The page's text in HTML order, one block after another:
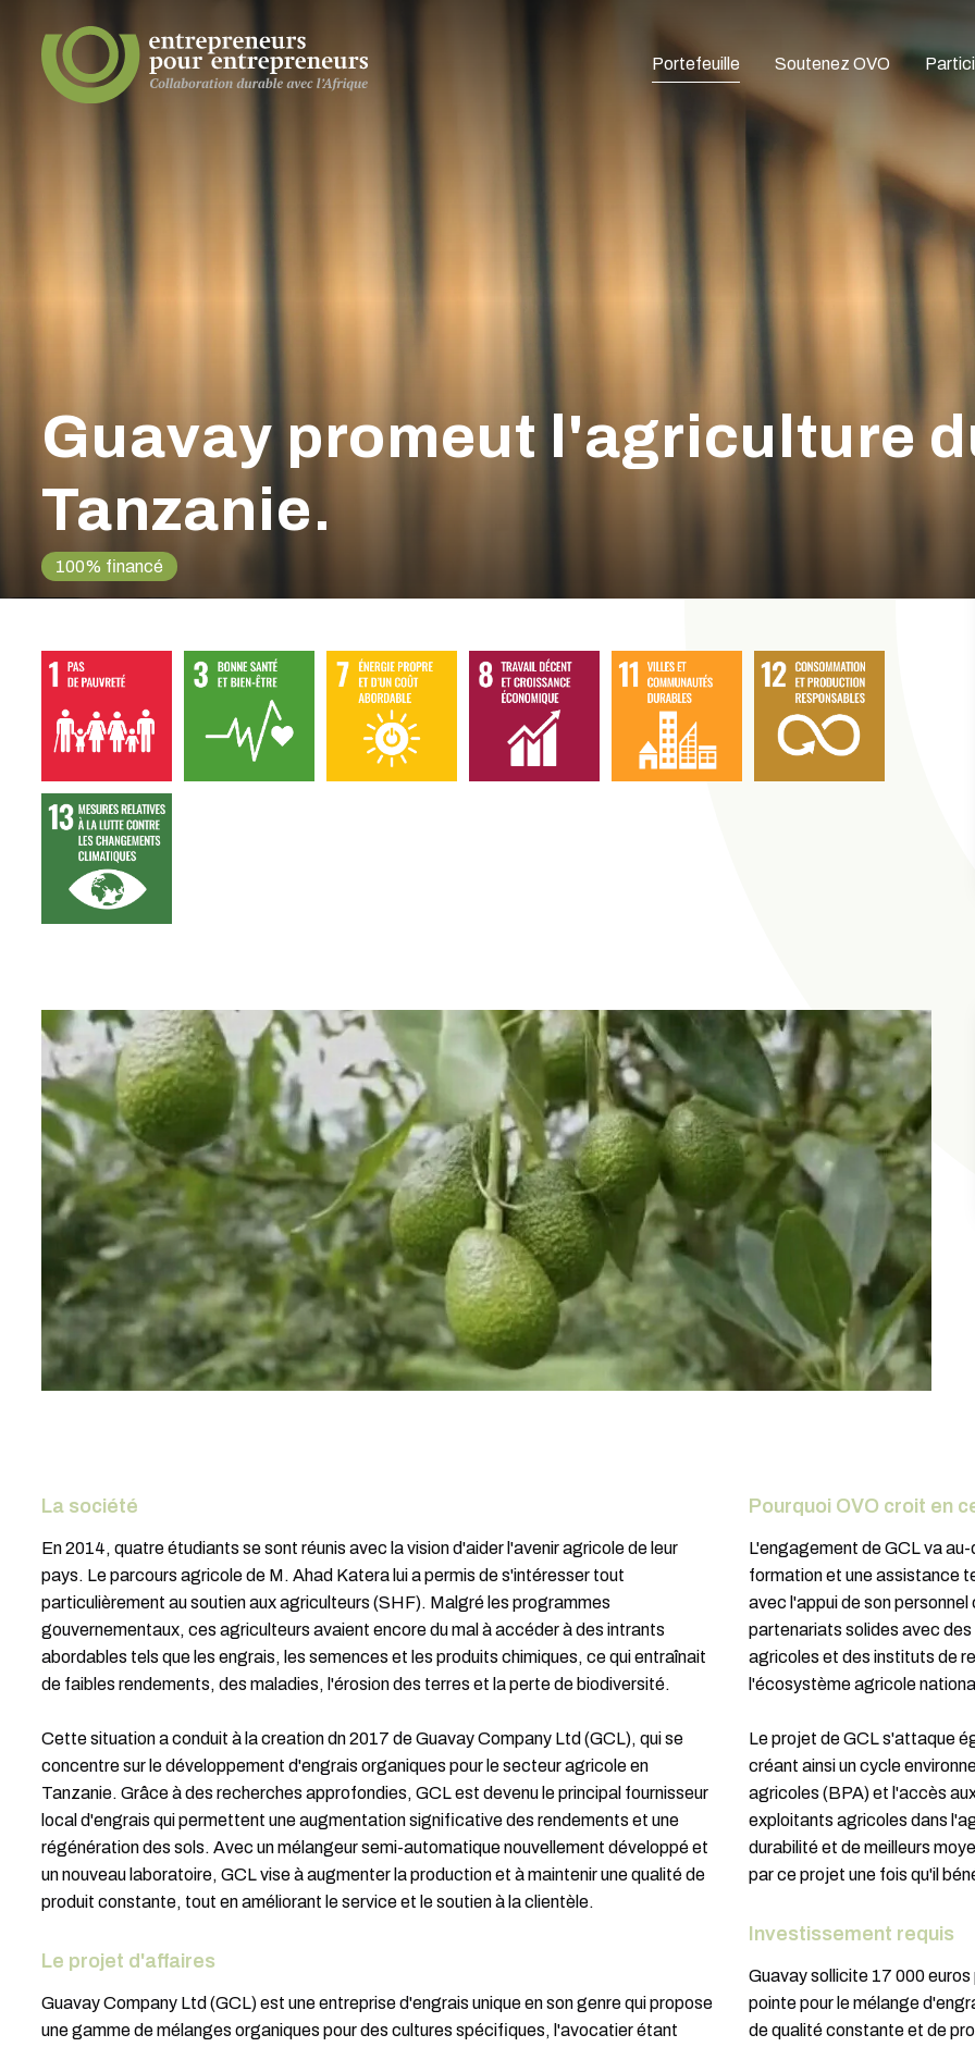
Portefeuille Soutenez OVO
Guavay promeut l'agriculture
Tanzanie.
100% financé
La société
En 2014, quatre étudiants se sont réunis avec la vision d'aider l'avenir agricole de leur
pays. Le parcours agricole de M. Ahad Katera lui a permis de s'intéresser tout
particulièrement au soutien aux agriculteurs (SHF). Malgré les programmes
gouvernementaux, ces agriculteurs avaient encore du mal à accéder à des intrants
abordables tels que les engrais, les semences et les produits chimiques, ce qui entraînait
de faibles rendements, des maladies, l'érosion des terres et la perte de biodiversité.
Cette situation a conduit à la creation dn 2017 de Guavay Company Ltd (GCL), qui se
concentre sur le développement d'engrais organiques pour le secteur agricole en
Tanzanie. Grâce à des recherches approfondies, GCL est devenu le principal fournisseur
local d'engrais qui permettent une augmentation significative des rendements et une
régénération des sols. Avec un mélangeur semi-automatique nouvellement développé et
un nouveau laboratoire, GCL vise à augmenter la production et à maintenir une qualité de
produit constante, tout en améliorant le service et le soutien à la clientèle.
Le projet d'affaires
Guavay Company Ltd (GCL) est une entreprise d'engrais unique en son genre qui propose
une gamme de mélanges organiques pour des cultures spécifiques, l'avocatier étant
Pourquoi OVO croit en
L'engagement de GCL va
formation et une assistance
avec l'appui de son
partenariats solides avec
agricoles et des instituts de
l'écosystème agricole
Le projet de GCL s'attaque
créant ainsi un cycle
agricoles (BPA) et l'accès
exploitants agricoles dans
durabilité et de meilleurs
par ce projet une fois qu'il
Investissement requis
Guavay sollicite 17 000
pointe pour le mélange
de qualité constante et de